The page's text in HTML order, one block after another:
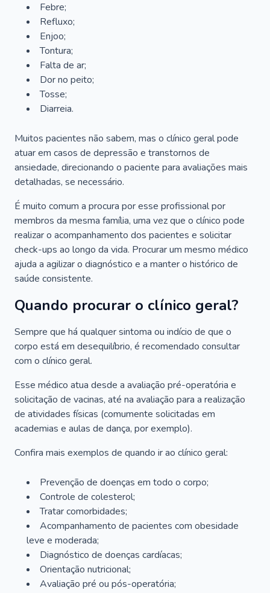
Febre;
Refluxo;
Enjoo;
Tontura;
Falta de ar;
Dor no peito;
Tosse;
Diarreia.
Muitos pacientes não sabem, mas o clínico geral pode
atuar em casos de depressão e transtornos de
ansiedade, direcionando o paciente para avaliações mais
detalhadas, se necessário.
É muito comum a procura por esse profissional por
membros da mesma família, uma vez que o clínico pode
realizar o acompanhamento dos pacientes e solicitar
check-ups ao longo da vida. Procurar um mesmo médico
ajuda a agilizar o diagnóstico e a manter o histórico de
saúde consistente.
Quando procurar o clínico geral?
Sempre que há qualquer sintoma ou indício de que o
corpo está em desequilíbrio, é recomendado consultar
com o clínico geral.
Esse médico atua desde a avaliação pré-operatória e
solicitação de vacinas, até na avaliação para a realização
de atividades físicas (comumente solicitadas em
academias e aulas de dança, por exemplo).
Confira mais exemplos de quando ir ao clínico geral:
Prevenção de doenças em todo o corpo;
Controle de colesterol;
Tratar comorbidades;
Acompanhamento de pacientes com obesidade
leve e moderada;
Diagnóstico de doenças cardíacas;
Orientação nutricional;
Avaliação pré ou pós-operatória;